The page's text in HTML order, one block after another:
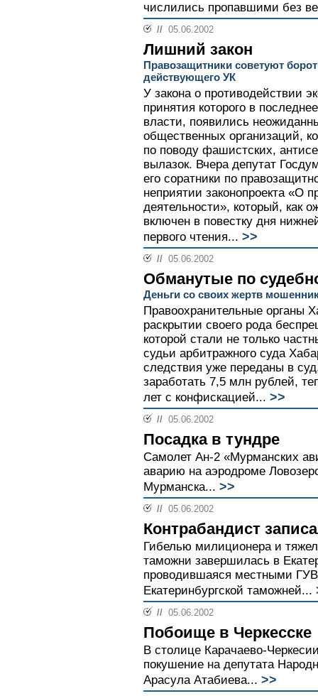
числились пропавшими без
// 05.06.2002
Лишний закон
Правозащитники советуют
действующего УК
У закона о противодействии
принятия которого в
власти, появились
общественных организаций,
по поводу фашистских,
вылазок. Вчера депутат
его соратники по
неприятии законопроекта «О
деятельности», который, как
включен в повестку дня
первого чтения... >>
// 05.06.2002
Обманутые по
Деньги со своих жертв
Правоохранительные органы
раскрытии своего рода
которой стали не только
судьи арбитражного суда
следствия уже переданы в
заработать 7,5 млн рублей,
лет с конфискацией... >>
// 05.06.2002
Посадка в тундре
Самолет Ан-2 «Мурманских
аварию на аэродроме
Мурманска... >>
// 05.06.2002
Контрабандист
Гибелью милиционера и
таможни завершилась в
проводившаяся местными
Екатеринбургской таможней...
// 05.06.2002
Побоище в Черкесске
В столице Карачаево-
покушение на депутата
Арасула Атабиева... >>